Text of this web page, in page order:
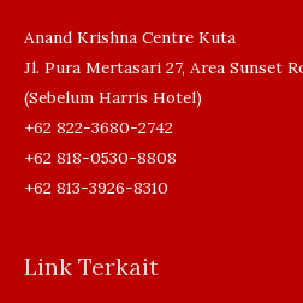
Anand Krishna Centre Kuta
Jl. Pura Mertasari 27, Area Sunset
(Sebelum Harris Hotel)
+62 822-3680-2742
+62 818-0530-8808
+62 813-3926-8310
Link Terkait